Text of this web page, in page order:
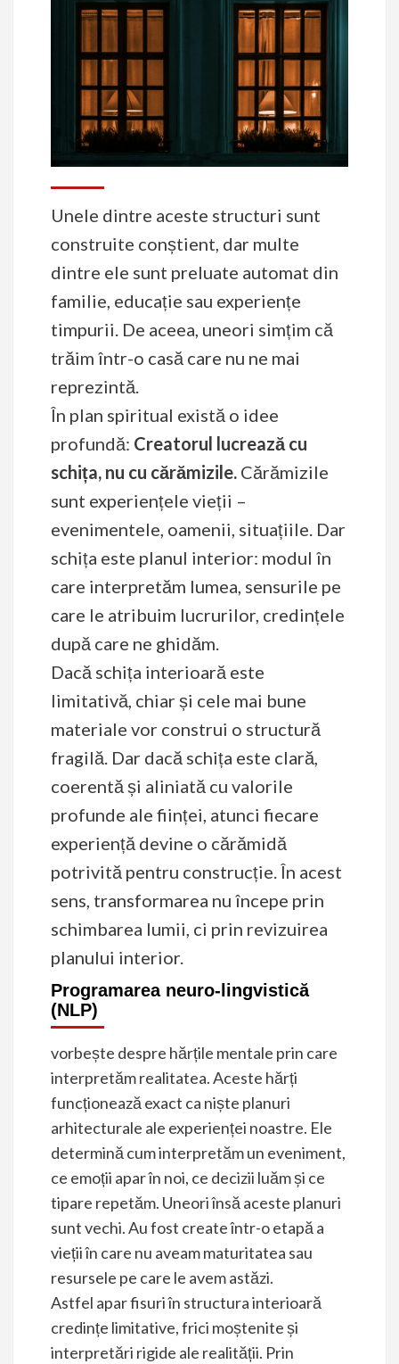
Unele dintre aceste structuri sunt
construite conștient, dar multe
dintre ele sunt preluate automat din
familie, educație sau experiențe
timpurii. De aceea, uneori simțim că
trăim într-o casă care nu ne mai
reprezintă.
În plan spiritual există o idee
profundă: Creatorul lucrează cu
schița, nu cu cărămizile. Cărămizile
sunt experiențele vieții –
evenimentele, oamenii, situațiile. Dar
schița este planul interior: modul în
care interpretăm lumea, sensurile pe
care le atribuim lucrurilor, credințele
după care ne ghidăm.
Dacă schița interioară este
limitativă, chiar și cele mai bune
materiale vor construi o structură
fragilă. Dar dacă schița este clară,
coerentă și aliniată cu valorile
profunde ale ființei, atunci fiecare
experiență devine o cărămidă
potrivită pentru construcție. În acest
sens, transformarea nu începe prin
schimbarea lumii, ci prin revizuirea
planului interior.
Programarea neuro-lingvistică
(NLP)
vorbește despre hărțile mentale prin care
interpretăm realitatea. Aceste hărți
funcționează exact ca niște planuri
arhitecturale ale experienței noastre. Ele
determină cum interpretăm un eveniment,
ce emoții apar în noi, ce decizii luăm și ce
tipare repetăm. Uneori însă aceste planuri
sunt vechi. Au fost create într-o etapă a
vieții în care nu aveam maturitatea sau
resursele pe care le avem astăzi.
Astfel apar fisuri în structura interioară
credințe limitative, frici moștenite și
interpretări rigide ale realității. Prin